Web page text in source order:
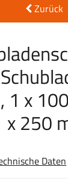
Zurück
1 x
x 250
Daten